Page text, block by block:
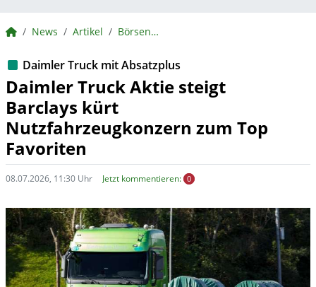
BörsenNEWS.de
News Artikel BörsenNEWS.de
Daimler Truck mit Absatzplus
Daimler Truck Aktie steigt
Barclays kürt
Nutzfahrzeugkonzern zum Top
Favoriten
08.07.2026, 11:30 Uhr Jetzt kommentieren: 0